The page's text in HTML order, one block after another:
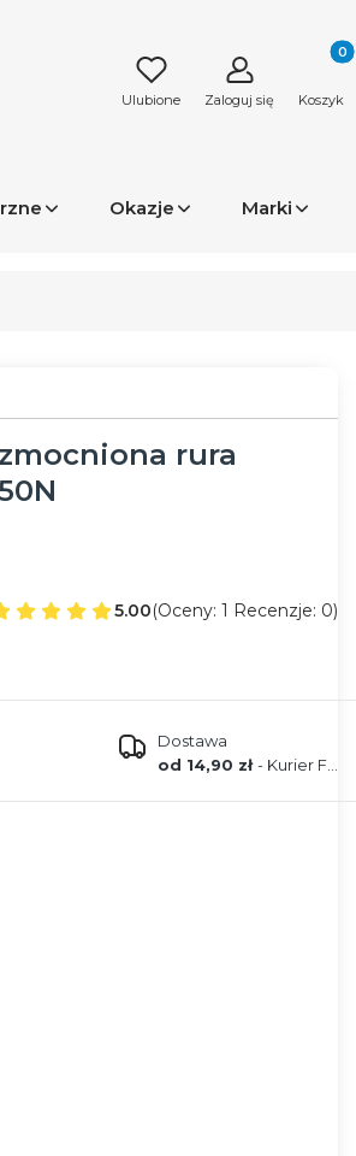
Ulubione Zaloguj się Koszyk
Okazje Marki
rura
5.00(Oceny: 1 Recenzje: 0)
Dostawa
od 14,90 zł- Kurier FEDEX